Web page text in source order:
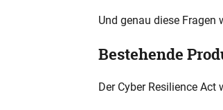
Und genau diese Fragen
Bestehende
Der Cyber Resilience